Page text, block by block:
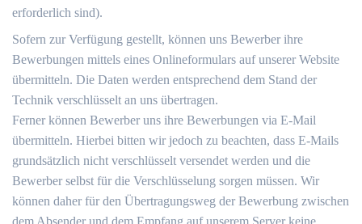
erforderlich sind).
Sofern zur Verfügung gestellt, können uns Bewerber ihre
Bewerbungen mittels eines Onlineformulars auf unserer Website
übermitteln. Die Daten werden entsprechend dem Stand der
Technik verschlüsselt an uns übertragen.
Ferner können Bewerber uns ihre Bewerbungen via E-Mail
übermitteln. Hierbei bitten wir jedoch zu beachten, dass E-Mails
grundsätzlich nicht verschlüsselt versendet werden und die
Bewerber selbst für die Verschlüsselung sorgen müssen. Wir
können daher für den Übertragungsweg der Bewerbung zwischen
dem Absender und dem Empfang auf unserem Server keine